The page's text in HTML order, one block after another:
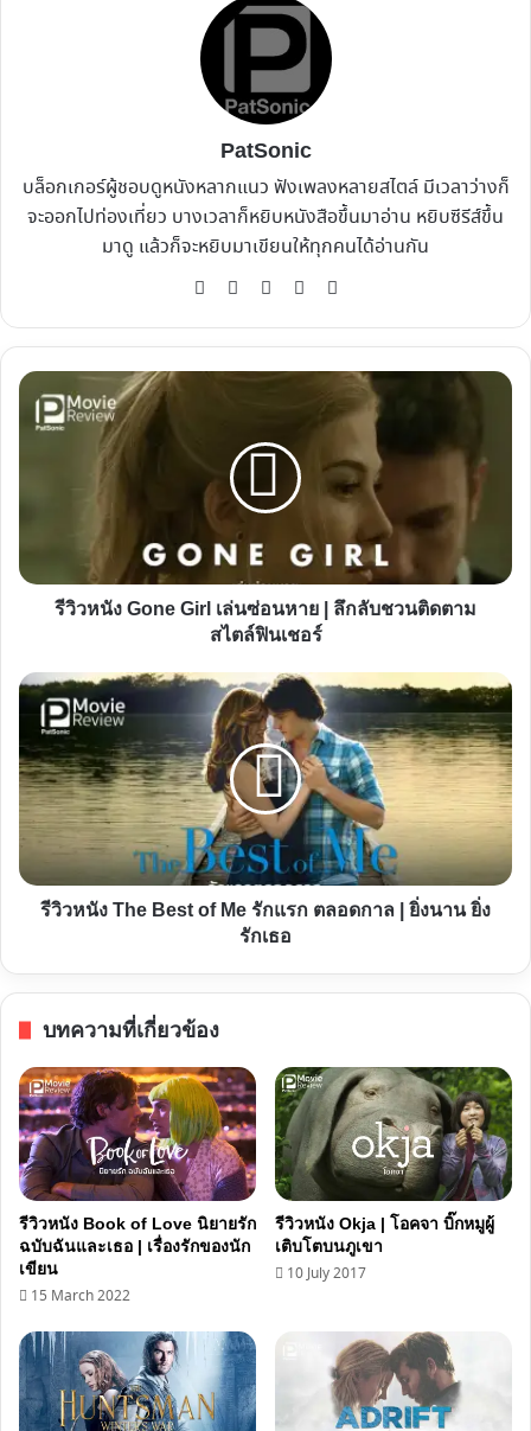
PatSonic
บล็อกเกอร์ผู้ชอบดูหนังหลากแนว ฟังเพลงหลายสไตล์ มีเวลาว่างก็
จะออกไปท่องเที่ยว บางเวลาก็หยิบหนังสือขึ้นมาอ่าน หยิบซีรีส์ขึ้น
มาดู แล้วก็จะหยิบมาเขียนให้ทุกคนได้อ่านกัน
WebsiteFacebook
X YouTube
รีวิว
หนัง
เล่น
หาย
ลึกลับ
ติดตาม
สไตล์
ฟิน
เชอ
ร์
รีวิวหนัง Gone Girl เล่นซ่อนหาย | ลึกลับชวนติดตาม
สไตล์ฟินเชอร์
รีวิว
หนัง
The
Best
of
Me
รัก
แรก
ตลอด
|
นาน
ยิ่ง
รัก
เธอ
รีวิวหนัง The Best of Me รักแรก ตลอดกาล | ยิ่งนาน ยิ่ง
รักเธอ
บทความที่เกี่ยวข้อง
รีวิวหนัง Book of Love นิยายรัก
ฉบับฉันและเธอ | เรื่องรักของนัก
เขียน
15 March 2022
รีวิวหนัง Okja | โอคจา บิ๊กหมูผู้
เติบโตบนภูเขา
10 July 2017